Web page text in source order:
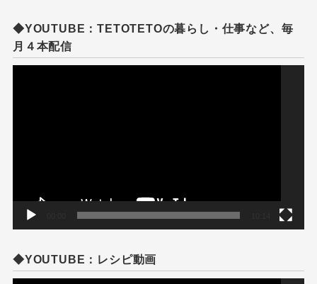
◆YOUTUBE：TETOTETOの暮らし・仕事など、毎
月４本配信
◆YOUTUBE：レシピ動画